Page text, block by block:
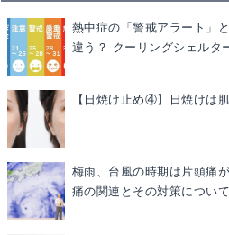
熱中症の「警戒アラート」
違う？ クーリングシェルタ
【日焼け止め④】日焼けは
梅雨、台風の時期は片頭痛
痛の関連とその対策について